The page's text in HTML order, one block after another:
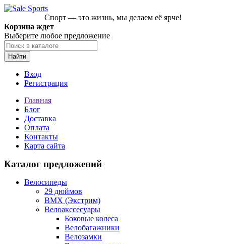
Спорт — это жизнь, мы делаем её ярче!
Корзина ждет
Выберите любое предложение
Найти
Вход
Регистрация
Главная
Блог
Доставка
Оплата
Контакты
Карта сайта
Каталог предложений
Велосипеды
29 дюймов
BMX (Экстрим)
Велоакссесуары
Боковые колеса
Велобагажники
Велозамки